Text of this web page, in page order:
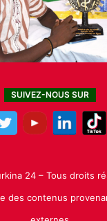
SUIVEZ-NOUS SUR
24 – Tous droits
des contenus